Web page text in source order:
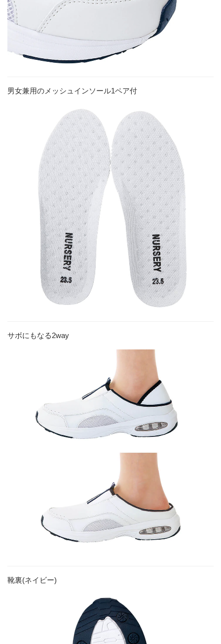
男女兼用のメッシュインソール1ペア付
サボにもなる2way
靴裏(ネイビー)